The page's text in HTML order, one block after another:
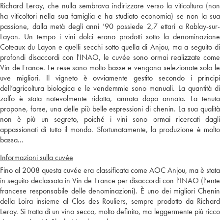
Richard Leroy, che nulla sembrava indirizzare verso la viticoltura (non
ha viticoltori nella sua famiglia e ha studiato economia) se non la sua
passione, dalla metà degli anni ’90 possiede 2,7 ettari a Rablay-sur-
Layon. Un tempo i vini dolci erano prodotti sotto la denominazione
Coteaux du Layon e quelli secchi sotto quella di Anjou, ma a seguito di
profondi disaccordi con l'INAO, le cuvée sono ormai realizzate come
Vin de France. Le rese sono molto basse e vengono selezionate solo le
uve migliori. Il vigneto è ovviamente gestito secondo i principi
dell’agricoltura biologica e le vendemmie sono manuali. La quantità di
zolfo è stata notevolmente ridotta, annata dopo annata. La tenuta
propone, forse, una delle più belle espressioni di chenin. La sua qualità
non è più un segreto, poiché i vini sono ormai ricercati dagli
appassionati di tutto il mondo. Sfortunatamente, la produzione è molto
bassa...
Informazioni sulla cuvée
Fino al 2008 questa cuvée era classificata come AOC Anjou, ma è stata
in seguito declassata in Vin de France per disaccordi con l’INAO (l’ente
francese responsabile delle denominazioni). È uno dei migliori Chenin
della Loira insieme al Clos des Rouliers, sempre prodotto da Richard
Leroy. Si tratta di un vino secco, molto definito, ma leggermente più ricco